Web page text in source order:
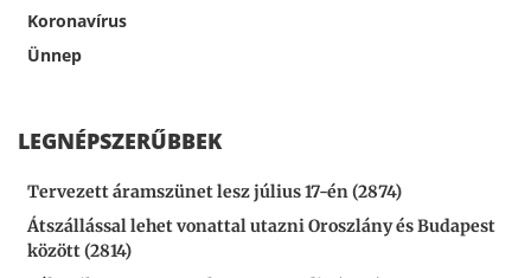
Koronavírus
Ünnep
LEGNÉPSZERŰBBEK
Tervezett áramszünet lesz július 17-én (2874)
Átszállással lehet vonattal utazni Oroszlány és Budapest
között (2814)